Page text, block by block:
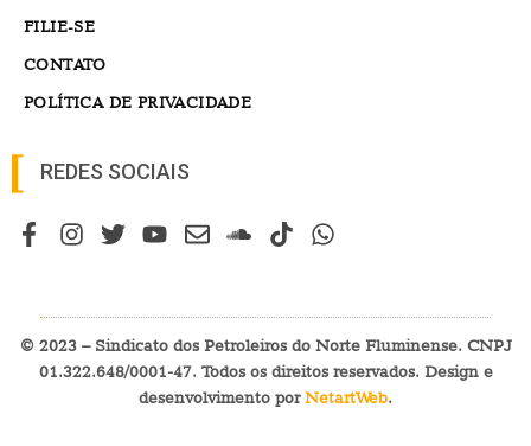
FILIE-SE
CONTATO
POLÍTICA DE PRIVACIDADE
REDES SOCIAIS
© 2023 – Sindicato dos Petroleiros do Norte Fluminense. CNPJ
01.322.648/0001-47. Todos os direitos reservados. Design e
desenvolvimento porNetartWeb.